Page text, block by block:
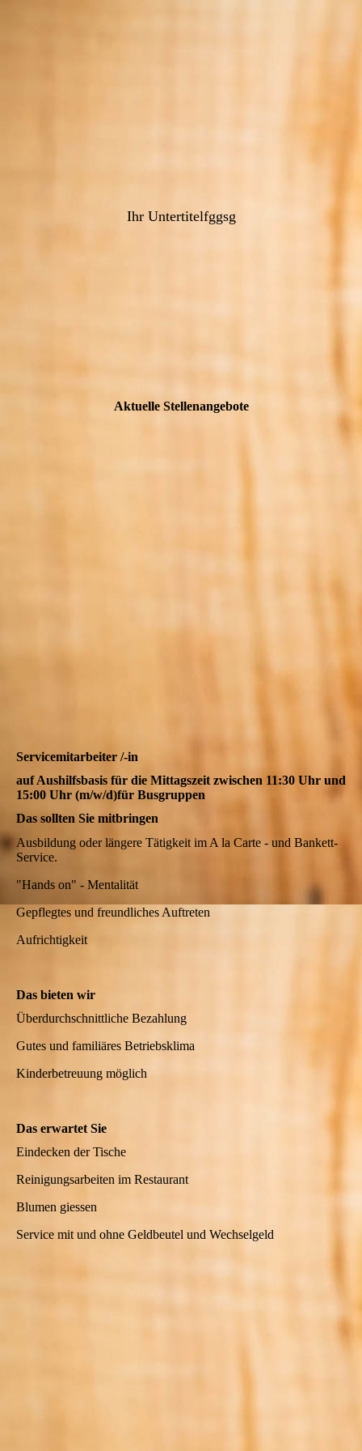
Ihr Untertitelfggsg
Aktuelle Stellenangebote
Servicemitarbeiter /-in
auf Aushilfsbasis für die Mittagszeit zwischen 11:30 Uhr und
15:00 Uhr (m/w/d)für Busgruppen
Das sollten Sie mitbringen
Ausbildung oder längere Tätigkeit im A la Carte - und Bankett-
Service.
"Hands on" - Mentalität
Gepflegtes und freundliches Auftreten
Aufrichtigkeit
Das bieten wir
Überdurchschnittliche Bezahlung
Gutes und familiäres Betriebsklima
Kinderbetreuung möglich
Das erwartet Sie
Eindecken der Tische
Reinigungsarbeiten im Restaurant
Blumen giessen
Service mit und ohne Geldbeutel und Wechselgeld